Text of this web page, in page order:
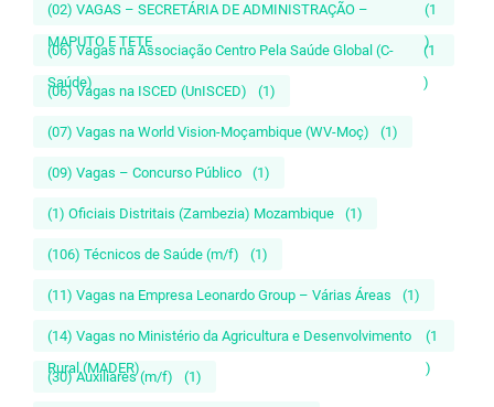
(02) VAGAS – SECRETÁRIA DE ADMINISTRAÇÃO –
MAPUTO E TETE
(1
)
(06) Vagas na Associação Centro Pela Saúde Global (C-
Saúde)
(1
)
(06) Vagas na ISCED (UnISCED) (1)
(07) Vagas na World Vision-Moçambique (WV-Moç) (1)
(09) Vagas – Concurso Público (1)
(1) Oficiais Distritais (Zambezia) Mozambique (1)
(106) Técnicos de Saúde (m/f) (1)
(11) Vagas na Empresa Leonardo Group – Várias Áreas (1)
(14) Vagas no Ministério da Agricultura e Desenvolvimento
Rural (MADER)
(1
)
(30) Auxiliares (m/f) (1)